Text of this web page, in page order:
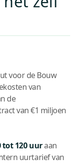
voor de Bouw
van
de
van €1 miljoen
tot 120 uuraan
uurtarief van